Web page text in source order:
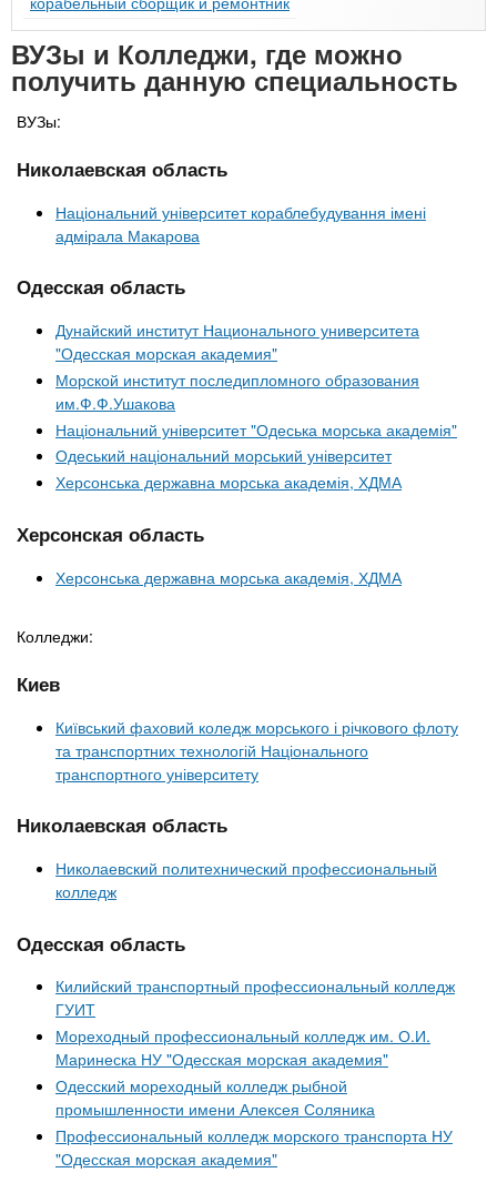
ВУЗы и Колледжи, где можно
получить данную специальность
ВУЗы:
Николаевская область
Національний університет кораблебудування імені
адмірала Макарова
Одесская область
Дунайский институт Национального университета
"Одесская морская академия"
Морской институт последипломного образования
им.Ф.Ф.Ушакова
Національний університет "Одеська морська академія"
Одеський національний морський університет
Херсонська державна морська академія, ХДМА
Херсонская область
Херсонська державна морська академія, ХДМА
Колледжи:
Киев
Київський фаховий коледж морського і річкового флоту
та транспортних технологій Національного
транспортного університету
Николаевская область
Николаевский политехнический профессиональный
колледж
Одесская область
Килийский транспортный профессиональный колледж
ГУИТ
Мореходный профессиональный колледж им. О.И.
Маринеска НУ "Одесская морская академия"
Одесский мореходный колледж рыбной
промышленности имени Алексея Соляника
Профессиональный колледж морского транспорта НУ
"Одесская морская академия"